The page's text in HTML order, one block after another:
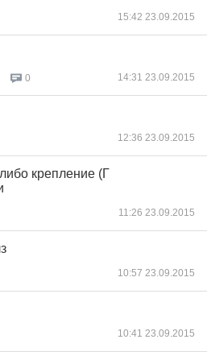
15:42 23.09.2015
0 14:31 23.09.2015
12:36 23.09.2015
крепление (Г
11:26 23.09.2015
10:57 23.09.2015
10:41 23.09.2015